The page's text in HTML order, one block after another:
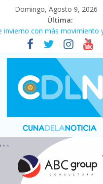
Domingo, Agosto 9, 2026
Última:
invierno con más movimiento
de personas viajaron
logró un récord histórico de
de 2026
Falleció Jorge Messi, el
alcanzó su nivel más alto en
Milei cerraron 41.000
como en 2001